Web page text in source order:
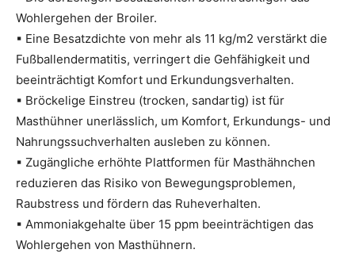
Wohlergehen der Broiler.
▪ Eine Besatzdichte von mehr als 11 kg/m2 verstärkt die
Fußballendermatitis, verringert die Gehfähigkeit und
beeinträchtigt Komfort und Erkundungsverhalten.
▪ Bröckelige Einstreu (trocken, sandartig) ist für
Masthühner unerlässlich, um Komfort, Erkundungs- und
Nahrungssuchverhalten ausleben zu können.
▪ Zugängliche erhöhte Plattformen für Masthähnchen
reduzieren das Risiko von Bewegungsproblemen,
Raubstress und fördern das Ruheverhalten.
▪ Ammoniakgehalte über 15 ppm beeinträchtigen das
Wohlergehen von Masthühnern.